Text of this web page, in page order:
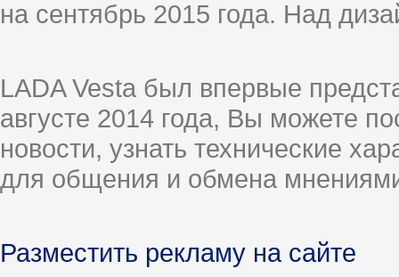
на сентябрь 2015 года. Над
LADA Vesta был впервые
августе 2014 года, Вы можете
новости, узнать технические
для общения и обмена
Разместить рекламу на сайте